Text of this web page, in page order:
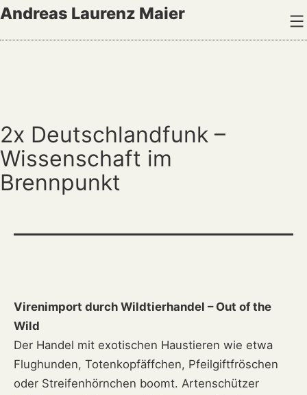
Zum
Andreas Laurenz Maier
2x Deutschlandfunk –
Wissenschaft im
Brennpunkt
Virenimport durch Wildtierhandel – Out of the
Wild
Der Handel mit exotischen Haustieren wie etwa
Flughunden, Totenkopfäffchen, Pfeilgiftfröschen
oder Streifenhörnchen boomt. Artenschützer